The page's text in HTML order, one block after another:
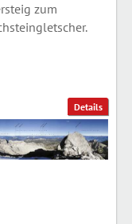
Details
zum